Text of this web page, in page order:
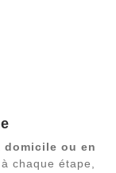
domicile ou en
chaque étape,